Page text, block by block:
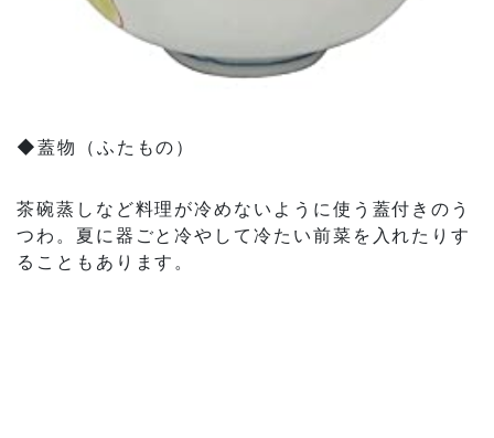
◆蓋物（ふたもの）
茶碗蒸しなど料理が冷めないように使う蓋付きのう
つわ。夏に器ごと冷やして冷たい前菜を入れたりす
ることもあります。